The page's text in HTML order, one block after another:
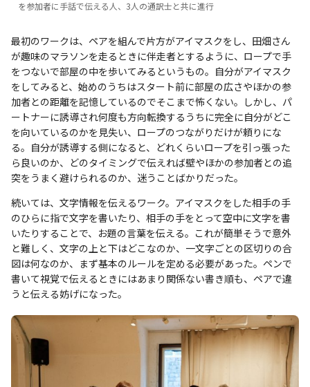
を参加者に手話で伝える人、3人の通訳士と共に進行
最初のワークは、ペアを組んで片方がアイマスクをし、田畑さん
が趣味のマラソンを走るときに伴走者とするように、ロープで手
をつないで部屋の中を歩いてみるというもの。自分がアイマスク
をしてみると、始めのうちはスタート前に部屋の広さやほかの参
加者との距離を記憶しているのでそこまで怖くない。しかし、パ
ートナーに誘導され何度も方向転換するうちに完全に自分がどこ
を向いているのかを見失い、ロープのつながりだけが頼りにな
る。自分が誘導する側になると、どれくらいロープを引っ張った
ら良いのか、どのタイミングで伝えれば壁やほかの参加者との追
突をうまく避けられるのか、迷うことばかりだった。
続いては、文字情報を伝えるワーク。アイマスクをした相手の手
のひらに指で文字を書いたり、相手の手をとって空中に文字を書
いたりすることで、お題の言葉を伝える。これが簡単そうで意外
と難しく、文字の上と下はどこなのか、一文字ごとの区切りの合
図は何なのか、まず基本のルールを定める必要があった。ペンで
書いて視覚で伝えるときにはあまり関係ない書き順も、ペアで違
うと伝える妨げになった。